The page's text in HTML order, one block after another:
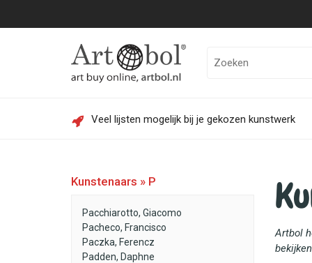
Veel lijsten mogelijk bij je gekozen kunstwerk
Kunstenaars » P
Pacchiarotto, Giacomo
Pacheco, Francisco
Paczka, Ferencz
Padden, Daphne
Artbol